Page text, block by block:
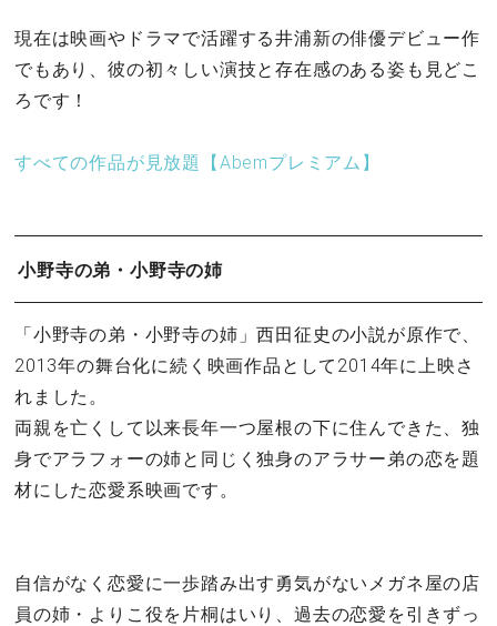
現在は映画やドラマで活躍する井浦新の俳優デビュー作
でもあり、彼の初々しい演技と存在感のある姿も見どこ
ろです！
すべての作品が見放題【Abemプレミアム】
小野寺の弟・小野寺の姉
「小野寺の弟・小野寺の姉」西田征史の小説が原作で、
2013年の舞台化に続く映画作品として2014年に上映さ
れました。
両親を亡くして以来長年一つ屋根の下に住んできた、独
身でアラフォーの姉と同じく独身のアラサー弟の恋を題
材にした恋愛系映画です。
自信がなく恋愛に一歩踏み出す勇気がないメガネ屋の店
員の姉・よりこ役を片桐はいり、過去の恋愛を引きずっ